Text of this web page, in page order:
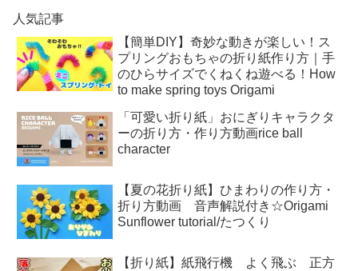
人気記事
【簡単DIY】奇妙な動きが楽しい！ス
プリングおもちゃの折り紙作り方｜手
のひらサイズでくねくね遊べる！How
to make spring toys Origami
「可愛い折り紙」おにぎりキャラクタ
ーの折り方・作り方動画rice ball
character
【夏の花折り紙】ひまわりの作り方・
折り方動画 音声解説付き☆Origami
Sunflower tutorial/たつくり
【折り紙】紙飛行機 よく飛ぶ 正方